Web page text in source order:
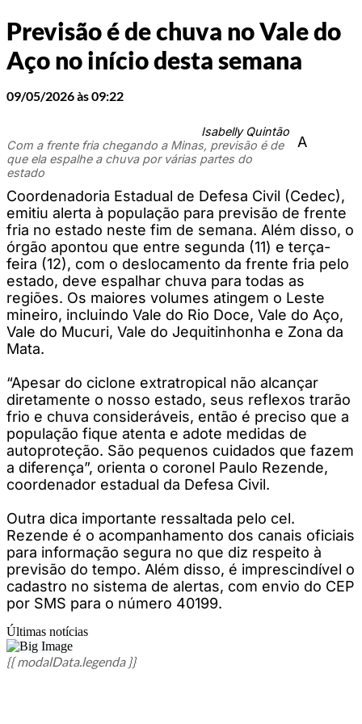
Previsão é de chuva no Vale do
Aço no início desta semana
09/05/2026 às 09:22
Isabelly Quintão
Com a frente fria chegando a Minas, previsão é de
que ela espalhe a chuva por várias partes do
estado
A
Coordenadoria Estadual de Defesa Civil (Cedec),
emitiu alerta à população para previsão de frente
fria no estado neste fim de semana. Além disso, o
órgão apontou que entre segunda (11) e terça-
feira (12), com o deslocamento da frente fria pelo
estado, deve espalhar chuva para todas as
regiões. Os maiores volumes atingem o Leste
mineiro, incluindo Vale do Rio Doce, Vale do Aço,
Vale do Mucuri, Vale do Jequitinhonha e Zona da
Mata.
“Apesar do ciclone extratropical não alcançar
diretamente o nosso estado, seus reflexos trarão
frio e chuva consideráveis, então é preciso que a
população fique atenta e adote medidas de
autoproteção. São pequenos cuidados que fazem
a diferença”, orienta o coronel Paulo Rezende,
coordenador estadual da Defesa Civil.
Outra dica importante ressaltada pelo cel.
Rezende é o acompanhamento dos canais oficiais
para informação segura no que diz respeito à
previsão do tempo. Além disso, é imprescindível o
cadastro no sistema de alertas, com envio do CEP
por SMS para o número 40199.
Últimas notícias
{{ modalData.legenda }}